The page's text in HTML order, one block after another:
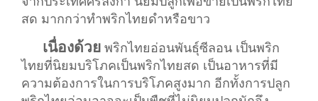
สด มากกว่าทำพริกไทยดำหรือขาว
เนื่องด้วย พริกไทยอ่อนพันธุ์ซีลอน เป็นพริก
ไทยที่นิยมบริโภคเป็นพริกไทยสด เป็นอาหารที่มี
ความต้องการในการบริโภคสูงมาก อีกทั้งการปลูก